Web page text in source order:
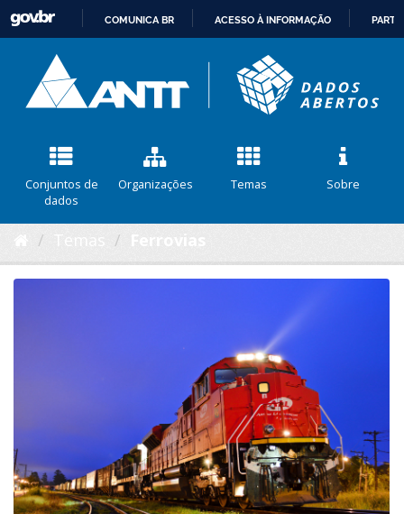
CONTEÚDO
COMUNICA BR ACESSO À INFORMAÇÃO
Conjuntos de
dados
Organizações Temas Sobre